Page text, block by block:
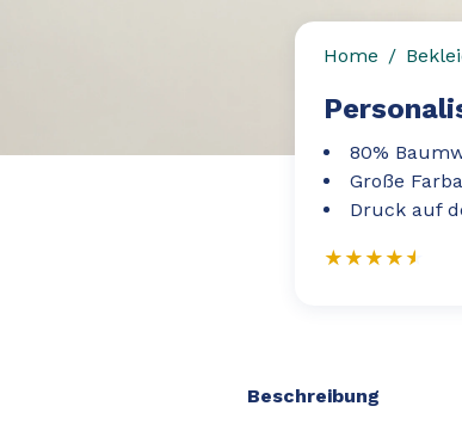
Home
80%
Große
Druck auf
Beschreibung